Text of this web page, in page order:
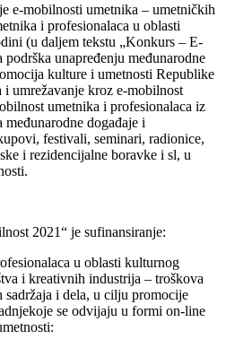
e-mobilnosti umetnika – umetničkih
i profesionalaca u oblasti
(u daljem tekstu „Konkurs – E-
unapređenju međunarodne
kulture i umetnosti Republike
i umrežavanje kroz e-mobilnost
umetnika i profesionalaca iz
događaje i
festivali, seminari, radionice,
i rezidencijalne boravke i sl, u
2021“ je sufinansiranje:
u oblasti kulturnog
i kreativnih industrija – troškova
i dela, u cilju promocije
se odvijaju u formi on-line